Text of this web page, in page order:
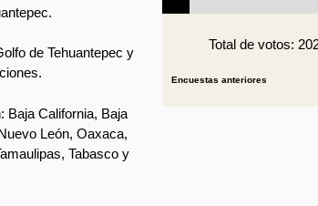
de Tehuantepec y
Baja California, Baja
León, Oaxaca,
Tabasco y
Total de votos:
Encuestas anteriores